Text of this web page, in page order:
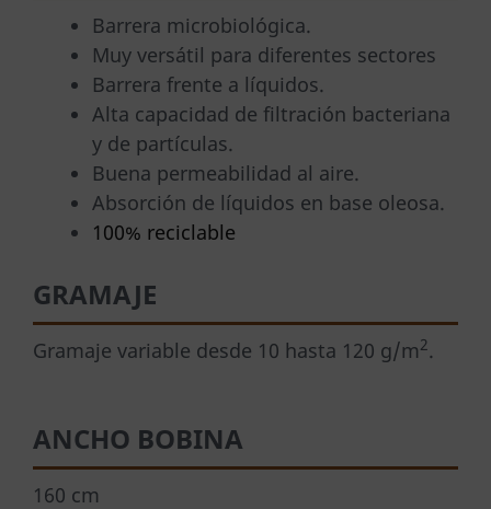
Barrera microbiológica.
Muy versátil para diferentes sectores
Barrera frente a líquidos.
Alta capacidad de filtración bacteriana
y de partículas.
Buena permeabilidad al aire.
Absorción de líquidos en base oleosa.
100% reciclable
GRAMAJE
Gramaje variable desde 10 hasta 120 g/m2.
ANCHO BOBINA
160 cm